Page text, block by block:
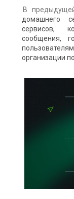
В
домашнего
сервисов,
сообщения,
организации